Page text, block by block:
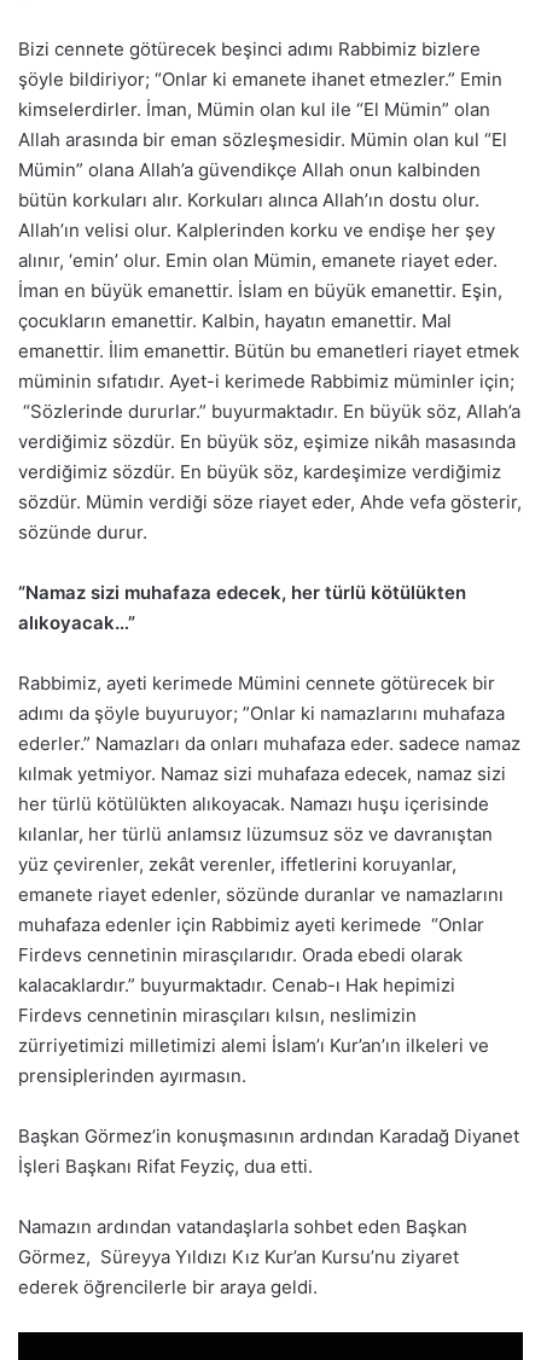
Bizi cennete götürecek beşinci adımı Rabbimiz bizlere
şöyle bildiriyor; “Onlar ki emanete ihanet etmezler.” Emin
kimselerdirler. İman, Mümin olan kul ile “El Mümin” olan
Allah arasında bir eman sözleşmesidir. Mümin olan kul “El
Mümin” olana Allah’a güvendikçe Allah onun kalbinden
bütün korkuları alır. Korkuları alınca Allah’ın dostu olur.
Allah’ın velisi olur. Kalplerinden korku ve endişe her şey
alınır, ‘emin’ olur. Emin olan Mümin, emanete riayet eder.
İman en büyük emanettir. İslam en büyük emanettir. Eşin,
çocukların emanettir. Kalbin, hayatın emanettir. Mal
emanettir. İlim emanettir. Bütün bu emanetleri riayet etmek
müminin sıfatıdır. Ayet-i kerimede Rabbimiz müminler için;
“Sözlerinde dururlar.” buyurmaktadır. En büyük söz, Allah’a
verdiğimiz sözdür. En büyük söz, eşimize nikâh masasında
verdiğimiz sözdür. En büyük söz, kardeşimize verdiğimiz
sözdür. Mümin verdiği söze riayet eder, Ahde vefa gösterir,
sözünde durur.
“Namaz sizi muhafaza edecek, her türlü kötülükten
alıkoyacak…”
Rabbimiz, ayeti kerimede Mümini cennete götürecek bir
adımı da şöyle buyuruyor; ”Onlar ki namazlarını muhafaza
ederler.” Namazları da onları muhafaza eder. sadece namaz
kılmak yetmiyor. Namaz sizi muhafaza edecek, namaz sizi
her türlü kötülükten alıkoyacak. Namazı huşu içerisinde
kılanlar, her türlü anlamsız lüzumsuz söz ve davranıştan
yüz çevirenler, zekât verenler, iffetlerini koruyanlar,
emanete riayet edenler, sözünde duranlar ve namazlarını
muhafaza edenler için Rabbimiz ayeti kerimede “Onlar
Firdevs cennetinin mirasçılarıdır. Orada ebedi olarak
kalacaklardır.” buyurmaktadır. Cenab-ı Hak hepimizi
Firdevs cennetinin mirasçıları kılsın, neslimizin
zürriyetimizi milletimizi alemi İslam’ı Kur’an’ın ilkeleri ve
prensiplerinden ayırmasın.
Başkan Görmez’in konuşmasının ardından Karadağ Diyanet
İşleri Başkanı Rifat Feyziç, dua etti.
Namazın ardından vatandaşlarla sohbet eden Başkan
Görmez, Süreyya Yıldızı Kız Kur’an Kursu’nu ziyaret
ederek öğrencilerle bir araya geldi.